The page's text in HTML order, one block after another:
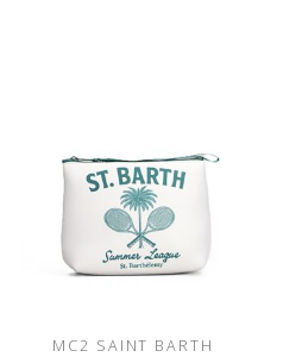
MC2 SAINT BARTH